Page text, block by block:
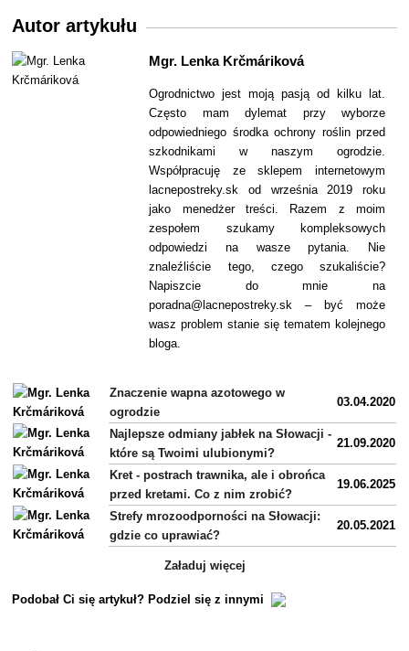
Autor artykułu
Mgr. Lenka Krčmáriková
Ogrodnictwo jest moją pasją od kilku lat.
Często mam dylemat przy wyborze
odpowiedniego środka ochrony roślin przed
szkodnikami w naszym ogrodzie.
Współpracuję ze sklepem internetowym
lacnepostreky.sk od września 2019 roku
jako menedżer treści. Razem z moim
zespołem szukamy kompleksowych
odpowiedzi na wasze pytania. Nie
znaleźliście tego, czego szukaliście?
Napiszcie do mnie na
poradna@lacnepostreky.sk – być może
wasz problem stanie się tematem kolejnego
bloga.
Znaczenie wapna azotowego w
ogrodzie
03.04.2020
Najlepsze odmiany jabłek na Słowacji -
które są Twoimi ulubionymi?
21.09.2020
Kret - postrach trawnika, ale i obrońca
przed kretami. Co z nim zrobić?
19.06.2025
Strefy mrozoodporności na Słowacji:
gdzie co uprawiać?
20.05.2021
Załaduj więcej
Podobał Ci się artykuł? Podziel się z innymi